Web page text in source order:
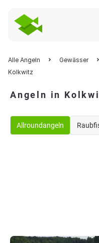
Alle Angeln Gewässer
Kolkwitz
Angeln in
Allroundangeln